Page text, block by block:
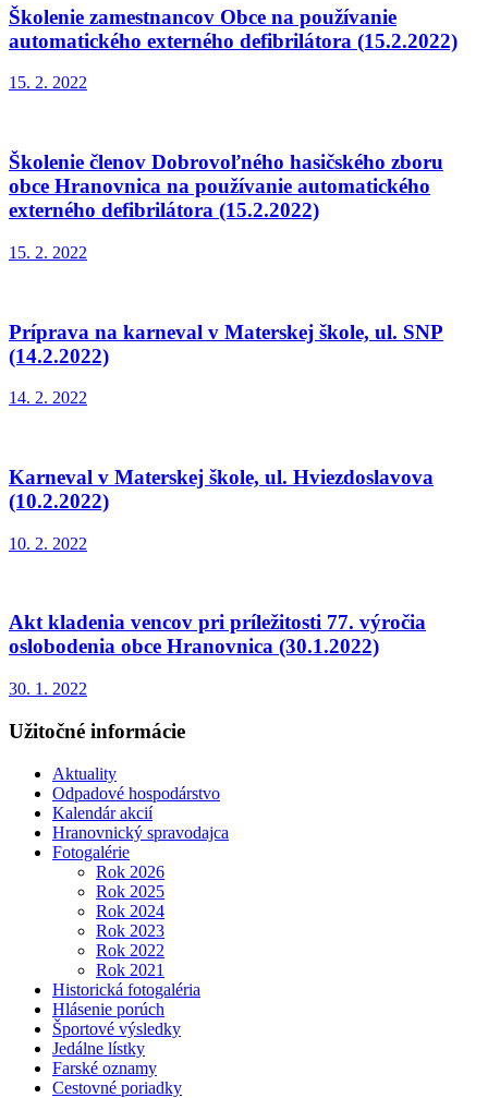
Školenie zamestnancov Obce na používanie
automatického externého defibrilátora (15.2.2022)
15. 2. 2022
Školenie členov Dobrovoľného hasičského zboru
obce Hranovnica na používanie automatického
externého defibrilátora (15.2.2022)
15. 2. 2022
Príprava na karneval v Materskej škole, ul. SNP
(14.2.2022)
14. 2. 2022
Karneval v Materskej škole, ul. Hviezdoslavova
(10.2.2022)
10. 2. 2022
Akt kladenia vencov pri príležitosti 77. výročia
oslobodenia obce Hranovnica (30.1.2022)
30. 1. 2022
Užitočné informácie
Aktuality
Odpadové hospodárstvo
Kalendár akcií
Hranovnický spravodajca
Fotogalérie
Rok 2026
Rok 2025
Rok 2024
Rok 2023
Rok 2022
Rok 2021
Historická fotogaléria
Hlásenie porúch
Športové výsledky
Jedálne lístky
Farské oznamy
Cestovné poriadky